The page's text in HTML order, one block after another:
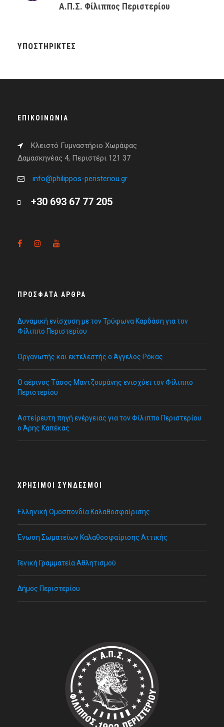
Α.Π.Σ. Φίλιππος Περιστερίου
ΥΠΟΣΤΗΡΙΚΤΈΣ
ΕΠΙΚΟΙΝΩΝΊΑ
Κλειστό Γυμναστήριο Χωράφας
Δαμασκηνέας 4, Περιστέρι 121 37
info@philippos-peristeriou.gr
+30 693 67 77 205
ΠΡΌΣΦΑΤΑ ΆΡΘΡΑ
Δυναμική ενίσχυση με τον Τρύφωνα Καρδάση για τον
Φίλιππο Περιστερίου
Οργανωτής και εκτελεστής ο Άγγελος Ρόκας
Ο αέρινος Τάσος Μαντζουράνης ενισχύει τον Φίλιππο
Περιστερίου
Αστείρευτη πηγή ενέργειας για τον Φίλιππο Περιστερίου
ο Άρης Καπέκας
ΧΡΉΣΙΜΟΙ ΣΎΝΔΕΣΜΟΙ
Ελληνική Ομοσπονδία Καλαθοσφαίρισης
Ένωση Σωματείων Καλαθοσφαίρισης Αττικής
Γενική Γραμματεία Αθλητισμού
Δήμος Περιστερίου